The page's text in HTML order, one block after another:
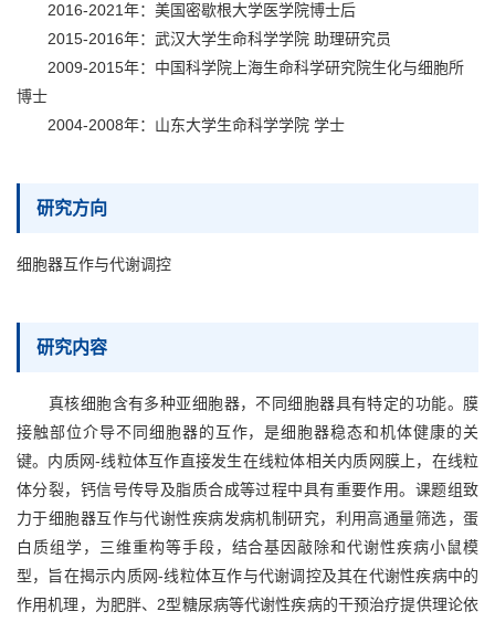
2016-2021年：美国密歇根大学医学院博士后
2015-2016年：武汉大学生命科学学院 助理研究员
2009-2015年：中国科学院上海生命科学研究院生化与细胞所
博士
2004-2008年：山东大学生命科学学院 学士
研究方向
细胞器互作与代谢调控
研究内容
真核细胞含有多种亚细胞器，不同细胞器具有特定的功能。膜
接触部位介导不同细胞器的互作，是细胞器稳态和机体健康的关
键。内质网-线粒体互作直接发生在线粒体相关内质网膜上，在线粒
体分裂，钙信号传导及脂质合成等过程中具有重要作用。课题组致
力于细胞器互作与代谢性疾病发病机制研究，利用高通量筛选，蛋
白质组学，三维重构等手段，结合基因敲除和代谢性疾病小鼠模
型，旨在揭示内质网-线粒体互作与代谢调控及其在代谢性疾病中的
作用机理，为肥胖、2型糖尿病等代谢性疾病的干预治疗提供理论依